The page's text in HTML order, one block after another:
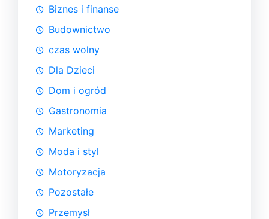
Biznes i finanse
Budownictwo
czas wolny
Dla Dzieci
Dom i ogród
Gastronomia
Marketing
Moda i styl
Motoryzacja
Pozostałe
Przemysł